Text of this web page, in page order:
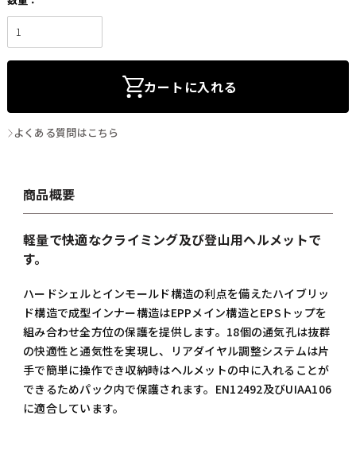
カートに入れる
よくある質問はこちら
商品概要
軽量で快適なクライミング及び登山用ヘルメットで
す。
ハードシェルとインモールド構造の利点を備えたハイブリッ
ド構造で成型インナー構造はEPPメイン構造とEPSトップを
組み合わせ全方位の保護を提供します。18個の通気孔は抜群
の快適性と通気性を実現し、リアダイヤル調整システムは片
手で簡単に操作でき収納時はヘルメットの中に入れることが
できるためパック内で保護されます。EN12492及びUIAA106
に適合しています。